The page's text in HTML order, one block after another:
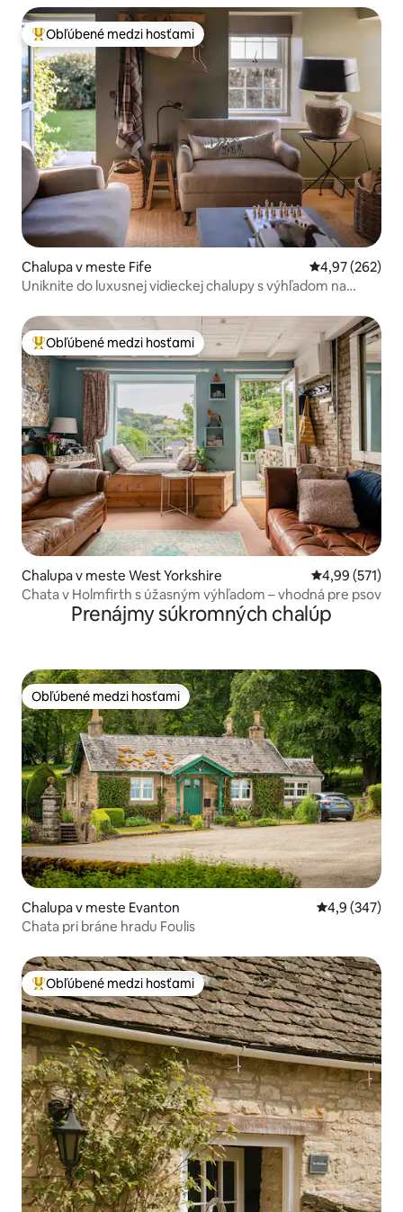
Najobľúbenejšie medzi hosťami
Obľúbené medzi hosťami
Chalupa v meste Fife Priemerné
4,97 (262)
Uniknite do luxusnej vidieckej chalupy s výhľadom na
Najobľúbenejšie medzi hosťami
Obľúbené medzi hosťami
Chalupa v meste West Yorkshire Priemerné
4,99 (571)
Chata v Holmfirth s úžasným výhľadom – vhodná pre psov
Prenájmy súkromných chalúp
Obľúbené medzi hosťami
Obľúbené medzi hosťami
Chalupa v meste Evanton Priemerné
4,9 (347)
Chata pri bráne hradu Foulis
Najobľúbenejšie medzi hosťami
Obľúbené medzi hosťami